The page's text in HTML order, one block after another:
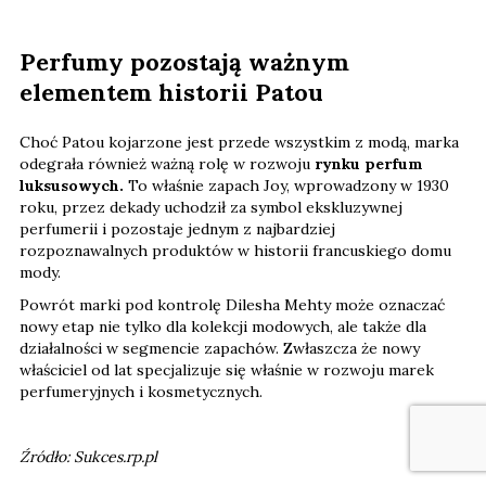
Perfumy pozostają ważnym
elementem historii Patou
Choć Patou kojarzone jest przede wszystkim z modą, marka
odegrała również ważną rolę w rozwoju rynku perfum
luksusowych. To właśnie zapach Joy, wprowadzony w 1930
roku, przez dekady uchodził za symbol ekskluzywnej
perfumerii i pozostaje jednym z najbardziej
rozpoznawalnych produktów w historii francuskiego domu
mody.
Powrót marki pod kontrolę Dilesha Mehty może oznaczać
nowy etap nie tylko dla kolekcji modowych, ale także dla
działalności w segmencie zapachów. Zwłaszcza że nowy
właściciel od lat specjalizuje się właśnie w rozwoju marek
perfumeryjnych i kosmetycznych.
Źródło: Sukces.rp.pl